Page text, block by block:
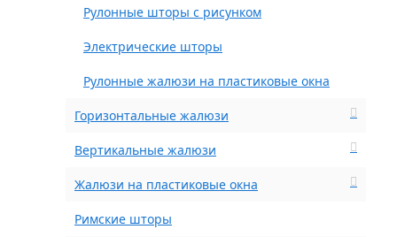
Рулонные шторы с рисунком
Электрические шторы
Рулонные жалюзи на пластиковые окна
Горизонтальные жалюзи
Вертикальные жалюзи
Жалюзи на пластиковые окна
Римские шторы